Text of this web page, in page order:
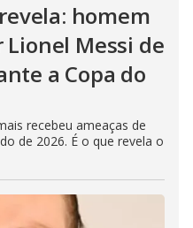
homem
Messi de
a Copa do
recebeu ameaças de
de 2026. É o que revela o